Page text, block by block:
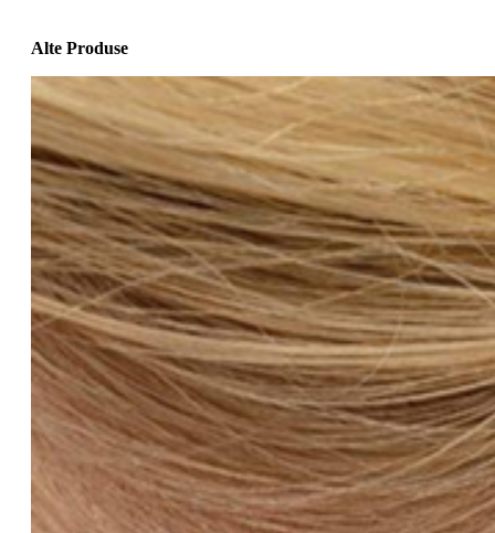
Alte Produse